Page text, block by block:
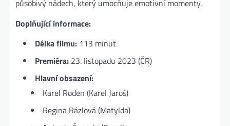
působivý nádech, který umocňuje emotivní momenty​.
Doplňující informace:
Délka filmu: 113 minut
Premiéra: 23. listopadu 2023 (ČR)
Hlavní obsazení:
Karel Roden (Karel Jaroš)
Regina Rázlová (Matylda)